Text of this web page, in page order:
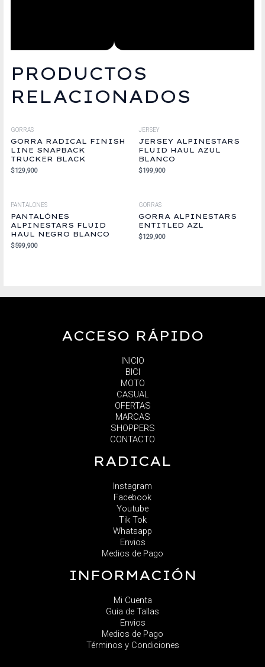
PRODUCTOS
RELACIONADOS
GORRAS
GORRA RADICAL FINISH
LINE SNAPBACK
TRUCKER BLACK
$129,900
JERSEY
JERSEY ALPINESTARS
FLUID HAUL AZUL
BLANCO
$199,900
PANTALONES
PANTALÓNES
ALPINESTARS FLUID
HAUL NEGRO BLANCO
$599,900
GORRAS
GORRA ALPINESTARS
ENTITLED AZL
$129,900
ACCESO RÁPIDO
INICIO
BICI
MOTO
CASUAL
OFERTAS
MARCAS
SHOPPERS
CONTACTO
RADICAL
Instagram
Facebook
Youtube
Tik Tok
Whatsapp
Envios
Medios de Pago
INFORMACIÓN
Mi Cuenta
Guia de Tallas
Envios
Medios de Pago
Términos y Condiciones